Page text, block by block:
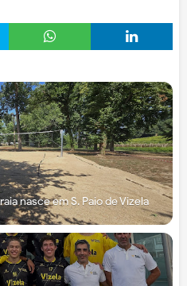
nasce em S. Paio de Vizela